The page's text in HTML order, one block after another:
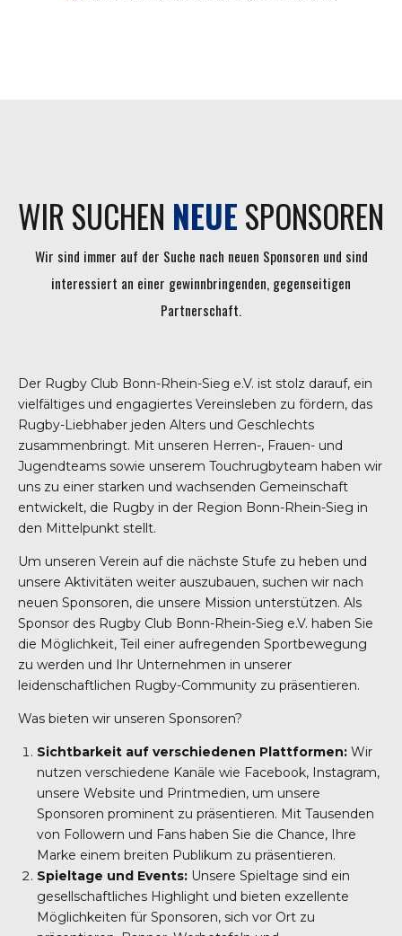
WIR SUCHEN NEUESPONSOREN
Wir sind immer auf der Suche nach neuen Sponsoren und sind
interessiert an einer gewinnbringenden, gegenseitigen
Partnerschaft.
Der Rugby Club Bonn-Rhein-Sieg e.V. ist stolz darauf, ein
vielfältiges und engagiertes Vereinsleben zu fördern, das
Rugby-Liebhaber jeden Alters und Geschlechts
zusammenbringt. Mit unseren Herren-, Frauen- und
Jugendteams sowie unserem Touchrugbyteam haben wir
uns zu einer starken und wachsenden Gemeinschaft
entwickelt, die Rugby in der Region Bonn-Rhein-Sieg in
den Mittelpunkt stellt.
Um unseren Verein auf die nächste Stufe zu heben und
unsere Aktivitäten weiter auszubauen, suchen wir nach
neuen Sponsoren, die unsere Mission unterstützen. Als
Sponsor des Rugby Club Bonn-Rhein-Sieg e.V. haben Sie
die Möglichkeit, Teil einer aufregenden Sportbewegung
zu werden und Ihr Unternehmen in unserer
leidenschaftlichen Rugby-Community zu präsentieren.
Was bieten wir unseren Sponsoren?
Sichtbarkeit auf verschiedenen Plattformen: Wir
nutzen verschiedene Kanäle wie Facebook, Instagram,
unsere Website und Printmedien, um unsere
Sponsoren prominent zu präsentieren. Mit Tausenden
von Followern und Fans haben Sie die Chance, Ihre
Marke einem breiten Publikum zu präsentieren.
Spieltage und Events: Unsere Spieltage sind ein
gesellschaftliches Highlight und bieten exzellente
Möglichkeiten für Sponsoren, sich vor Ort zu